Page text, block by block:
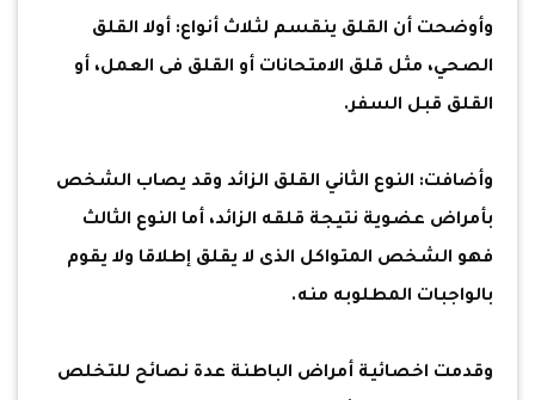
وأوضحت أن القلق ينقسم لثلاث أنواع: أولا القلق
الصحي، مثل قلق الامتحانات أو القلق فى العمل، أو
القلق قبل السفر.
وأضافت: النوع الثاني القلق الزائد وقد يصاب الشخص
بأمراض عضوية نتيجة قلقه الزائد، أما النوع الثالث
فهو الشخص المتواكل الذى لا يقلق إطلاقا ولا يقوم
بالواجبات المطلوبه منه.
وقدمت اخصائية أمراض الباطنة عدة نصائح للتخلص